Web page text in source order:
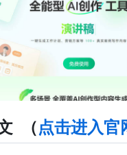
（点击进入官